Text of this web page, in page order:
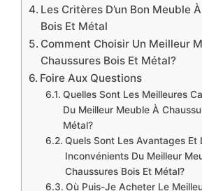
Les Critères D’un Bon Meuble
Bois Et Métal
Comment Choisir Un Meilleur
Chaussures Bois Et Métal?
Foire Aux Questions
Quelles Sont Les Meilleures
Du Meilleur Meuble À
Métal?
Quels Sont Les Avantages Et
Inconvénients Du Meilleur
Chaussures Bois Et Métal?
Où Puis-Je Acheter Le